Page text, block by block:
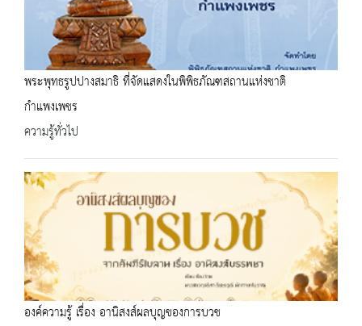
พระพุทธรูปปางสมาธิ ที่จัดแสดงในพิพิธภัณฑสถานแห่งชาติ
กำแพงเพชร
ความรู้ทั่วไป
องค์ความรู้ เรื่อง อานิสงส์ผลบุญของการบวช